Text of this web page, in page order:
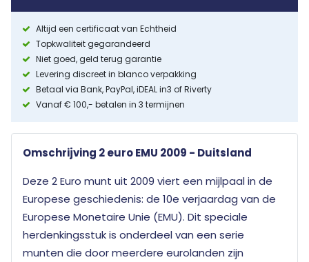
Altijd een certificaat van Echtheid
Topkwaliteit gegarandeerd
Niet goed, geld terug garantie
Levering discreet in blanco verpakking
Betaal via Bank, PayPal, iDEAL in3 of Riverty
Vanaf € 100,- betalen in 3 termijnen
Omschrijving 2 euro EMU 2009 - Duitsland
Deze 2 Euro munt uit 2009 viert een mijlpaal in de
Europese geschiedenis: de 10e verjaardag van de
Europese Monetaire Unie (EMU). Dit speciale
herdenkingsstuk is onderdeel van een serie
munten die door meerdere eurolanden zijn